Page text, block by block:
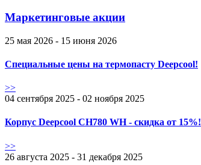
Маркетинговые акции
25 мая 2026 - 15 июня 2026
Специальные цены на термопасту Deepcool!
>>
04 сентября 2025 - 02 ноября 2025
Корпус Deepcool CH780 WH - скидка от 15%!
>>
26 августа 2025 - 31 декабря 2025